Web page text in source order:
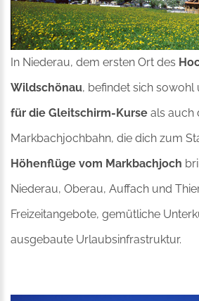
In Niederau, dem ersten Ort des
Wildschönau, befindet sich sowohl
für die Gleitschirm-Kurse als auch
Markbachjochbahn, die dich zum
Höhenflüge vom Markbachjoch
Niederau, Oberau, Auffach und
Freizeitangebote, gemütliche
ausgebaute Urlaubsinfrastruktur.